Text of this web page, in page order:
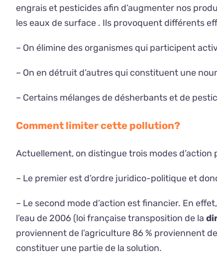
engrais et pesticides afin d’augmenter nos
les eaux de surface . Ils provoquent différents
– On élimine des organismes qui participent
– On en détruit d’autres qui constituent une
– Certains mélanges de désherbants et de
Comment limiter cette pollution?
Actuellement, on distingue trois modes d’action
– Le premier est d’ordre juridico-politique et
– Le second mode d’action est financier. En
l’eau de 2006 (loi française transposition de la
proviennent de l’agriculture 86 % proviennent
constituer une partie de la solution.